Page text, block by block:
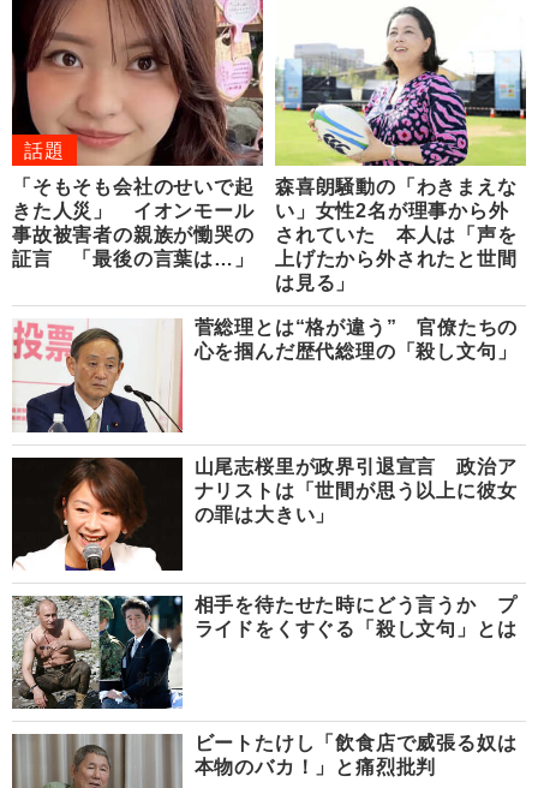
話題
「そもそも会社のせいで起
きた人災」 イオンモール
事故被害者の親族が慟哭の
証言 「最後の言葉は…」
森喜朗騒動の「わきまえな
い」女性2名が理事から外
されていた 本人は「声を
上げたから外されたと世間
は見る」
菅総理とは“格が違う” 官僚たちの
心を掴んだ歴代総理の「殺し文句」
山尾志桜里が政界引退宣言 政治ア
ナリストは「世間が思う以上に彼女
の罪は大きい」
相手を待たせた時にどう言うか プ
ライドをくすぐる「殺し文句」とは
ビートたけし「飲食店で威張る奴は
本物のバカ！」と痛烈批判